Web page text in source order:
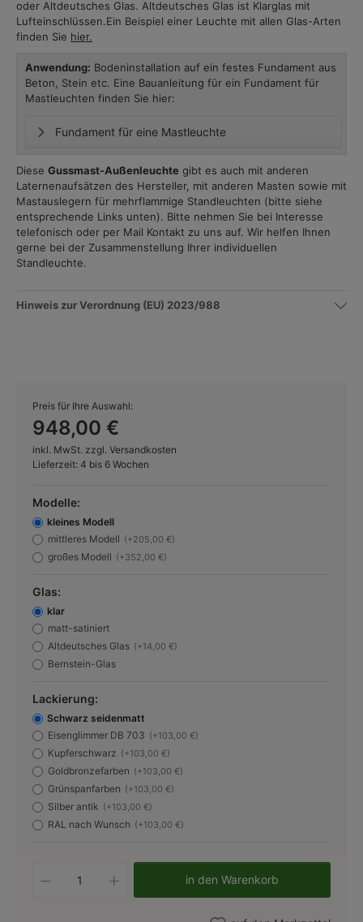
oder Altdeutsches Glas. Altdeutsches Glas ist Klarglas mit
Lufteinschlüssen.Ein Beispiel einer Leuchte mit allen Glas-Arten
finden Sie hier.
Anwendung: Bodeninstallation auf ein festes Fundament aus
Beton, Stein etc. Eine Bauanleitung für ein Fundament für
Mastleuchten finden Sie hier:
Fundament für eine Mastleuchte
Diese Gussmast-Außenleuchte gibt es auch mit anderen
Laternenaufsätzen des Hersteller, mit anderen Masten sowie mit
Mastauslegern für mehrflammige Standleuchten (bitte siehe
entsprechende Links unten). Bitte nehmen Sie bei Interesse
telefonisch oder per Mail Kontakt zu uns auf. Wir helfen Ihnen
gerne bei der Zusammenstellung Ihrer individuellen
Standleuchte.
Hinweis zur Verordnung (EU) 2023/988
Preis für Ihre Auswahl:
948,00 €
inkl. MwSt. zzgl. Versandkosten
Lieferzeit: 4 bis 6 Wochen
Modelle:
kleines Modell
mittleres Modell (+205,00 €)
großes Modell (+352,00 €)
Glas:
klar
matt-satiniert
Altdeutsches Glas (+14,00 €)
Bernstein-Glas
Lackierung:
Schwarz seidenmatt
Eisenglimmer DB 703 (+103,00 €)
Kupferschwarz (+103,00 €)
Goldbronzefarben (+103,00 €)
Grünspanfarben (+103,00 €)
Silber antik (+103,00 €)
RAL nach Wunsch (+103,00 €)
Produkt Anzahl: Gib den
in den Warenkorb